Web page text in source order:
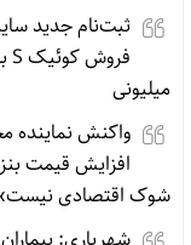
ثبت‌نام جدید
میلیونی
واکنش نماینده
افزایش قیمت
شوک اقتصادی